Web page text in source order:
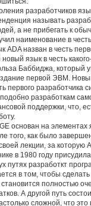
разработчиков
называть
а не прибегать к
наименование в
ADA назван в честь
новый язык в честь
Баббиджа, который
первой ЭВМ.
первого разработчика
разработкам
поддержки, что,
основан на
того, как было
лекции, за которую
в 1980 году
путях разработкт
в том, чтобы
полностью
А другой путь
сложной, что